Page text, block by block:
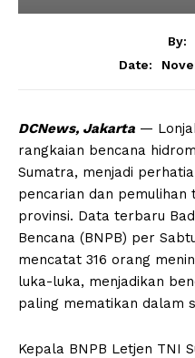
By:
Date:
DCNews, Jakarta —
rangkaian bencana
Sumatra, menjadi
pencarian dan pemulihan
provinsi. Data terbaru
Bencana (BNPB) per
mencatat 316 orang
luka-luka, menjadikan
paling mematikan dalam
Kepala BNPB Letjen TNI